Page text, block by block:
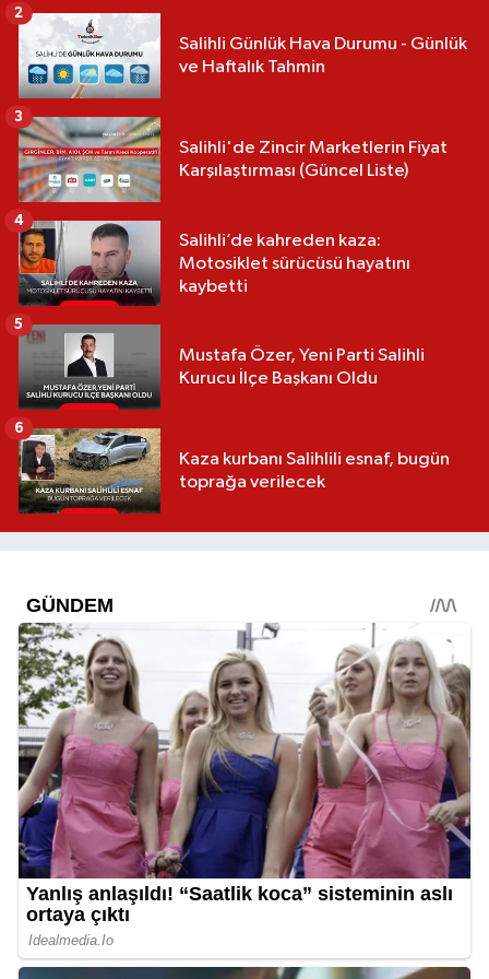
Salihli Günlük Hava Durumu - Günlük
ve Haftalık Tahmin
2
Salihli'de Zincir Marketlerin Fiyat
Karşılaştırması (Güncel Liste)
3
Salihli’de kahreden kaza:
Motosiklet sürücüsü hayatını
kaybetti
4
Mustafa Özer, Yeni Parti Salihli
Kurucu İlçe Başkanı Oldu
5
Kaza kurbanı Salihlili esnaf, bugün
toprağa verilecek
6